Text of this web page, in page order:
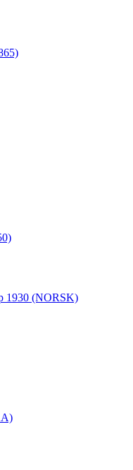
1930 (NORSK)